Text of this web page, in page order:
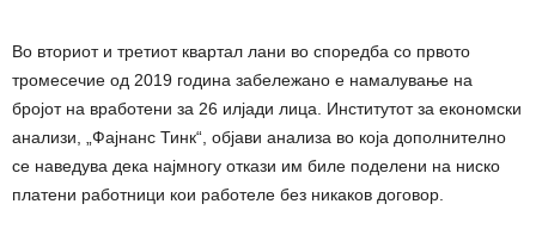
Во вториот и третиот квартал лани во споредба со првото
тромесечие од 2019 година забележано е намалување на
бројот на вработени за 26 илјади лица. Институтот за економски
анализи, „Фајнанс Тинк“, објави анализа во која дополнително
се наведува дека најмногу откази им биле поделени на ниско
платени работници кои работеле без никаков договор.